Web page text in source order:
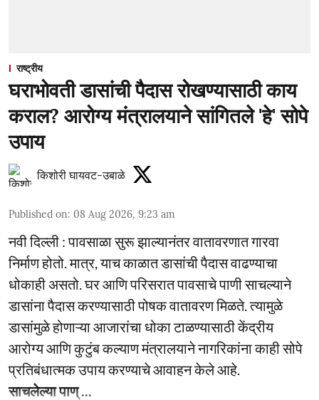
राष्ट्रीय
घराभोवती डासांची पैदास रोखण्यासाठी काय
कराल? आरोग्य मंत्रालयाने सांगितले 'हे' सोपे
उपाय
किशोरी घायवट-उबाळे
Published on: 08 Aug 2026, 9:23 am
नवी दिल्ली : पावसाळा सुरू झाल्यानंतर वातावरणात गारवा
निर्माण होतो. मात्र, याच काळात डासांची पैदास वाढण्याचा
धोकाही असतो. घर आणि परिसरात पावसाचे पाणी साचल्याने
डासांना पैदास करण्यासाठी पोषक वातावरण मिळते. त्यामुळे
डासांमुळे होणाऱ्या आजारांचा धोका टाळण्यासाठी केंद्रीय
आरोग्य आणि कुटुंब कल्याण मंत्रालयाने नागरिकांना काही सोपे
प्रतिबंधात्मक उपाय करण्याचे आवाहन केले आहे.
साचलेल्या पाण् ...